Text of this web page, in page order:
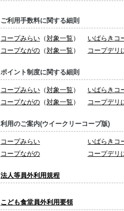
ご利用手数料に関する細則
コープみらい （対象一覧 ）
いばらきコ
コープながの （対象一覧 ） コープデリ
ポイント制度に関する細則
コープみらい （対象一覧 ）
いばらきコ
コープながの （対象一覧 ） コープデリ
利用のご案内(ウイークリーコープ版)
コープみらい
いばらきコ
コープながの
コープデリ
法人等員外利用規程
こども食堂員外利用要領